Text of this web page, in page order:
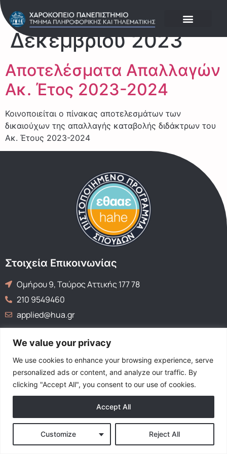
We value your privacy
We use cookies to enhance your browsing experience, serve
personalized ads or content, and analyze our traffic. By
clicking "Accept All", you consent to our use of cookies.
Customize Reject All
Accept All
Ημέρα:14
Δεκεμβρίου 2023
Αποτελέσματα Απαλλαγών
Ακ. Έτος 2023-2024
Κοινοποιείται ο πίνακας αποτελεσμάτων των
δικαιούχων της απαλλαγής καταβολής διδάκτρων του
Ακ. Έτους 2023-2024
Στοιχεία Επικοινωνίας
Ομήρου 9, Ταύρος Αττικής 177 78
210 9549460
applied@hua.gr
προστατεύονται.